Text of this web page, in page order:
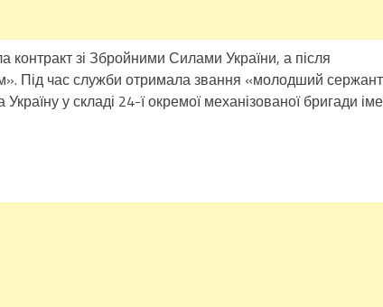
контракт зі Збройними Силами України, а після
Під час служби отримала звання «молодший
у складі 24-ї окремої механізованої бригади